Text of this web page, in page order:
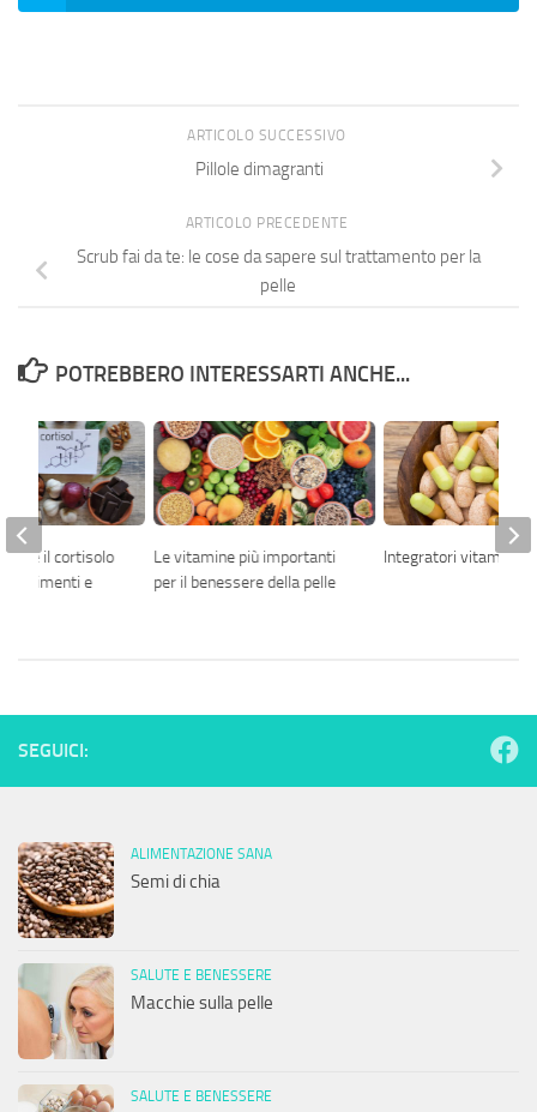
ARTICOLO SUCCESSIVO
Pillole dimagranti
ARTICOLO PRECEDENTE
Scrub fai da te: le cose da sapere sul trattamento per la
pelle
POTREBBERO INTERESSARTI ANCHE...
Le vitamine più importanti
per il benessere della pelle
Integratori vitaminici
il cortisolo
alimenti e
SEGUICI:
ALIMENTAZIONE SANA
Semi di chia
SALUTE E BENESSERE
Macchie sulla pelle
SALUTE E BENESSERE